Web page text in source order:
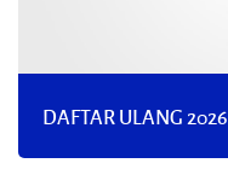
DAFTAR ULANG 2026